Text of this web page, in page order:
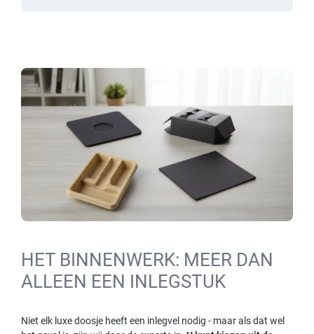
HET BINNENWERK: MEER DAN
ALLEEN EEN INLEGSTUK
Niet elk luxe doosje heeft een inlegvel nodig - maar als dat wel